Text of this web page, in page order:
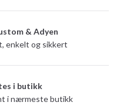
& Adyen
enkelt og sikkert
i butikk
i nærmeste butikk